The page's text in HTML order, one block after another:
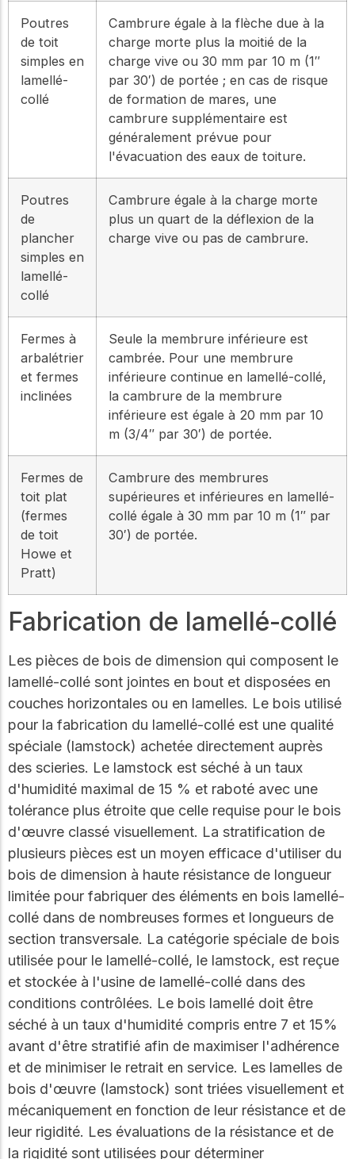
Poutres
de toit
simples en
lamellé-
collé
Cambrure égale à la flèche due à la
charge morte plus la moitié de la
charge vive ou 30 mm par 10 m (1″
par 30′) de portée ; en cas de risque
de formation de mares, une
cambrure supplémentaire est
généralement prévue pour
l'évacuation des eaux de toiture.
Poutres
de
plancher
simples en
lamellé-
collé
Cambrure égale à la charge morte
plus un quart de la déflexion de la
charge vive ou pas de cambrure.
Fermes à
arbalétrier
et fermes
inclinées
Seule la membrure inférieure est
cambrée. Pour une membrure
inférieure continue en lamellé-collé,
la cambrure de la membrure
inférieure est égale à 20 mm par 10
m (3/4″ par 30′) de portée.
Fermes de
toit plat
(fermes
de toit
Howe et
Pratt)
Cambrure des membrures
supérieures et inférieures en lamellé-
collé égale à 30 mm par 10 m (1″ par
30′) de portée.
Fabrication de lamellé-collé
Les pièces de bois de dimension qui composent le
lamellé-collé sont jointes en bout et disposées en
couches horizontales ou en lamelles. Le bois utilisé
pour la fabrication du lamellé-collé est une qualité
spéciale (lamstock) achetée directement auprès
des scieries. Le lamstock est séché à un taux
d'humidité maximal de 15 % et raboté avec une
tolérance plus étroite que celle requise pour le bois
d'œuvre classé visuellement. La stratification de
plusieurs pièces est un moyen efficace d'utiliser du
bois de dimension à haute résistance de longueur
limitée pour fabriquer des éléments en bois lamellé-
collé dans de nombreuses formes et longueurs de
section transversale. La catégorie spéciale de bois
utilisée pour le lamellé-collé, le lamstock, est reçue
et stockée à l'usine de lamellé-collé dans des
conditions contrôlées. Le bois lamellé doit être
séché à un taux d'humidité compris entre 7 et 15%
avant d'être stratifié afin de maximiser l'adhérence
et de minimiser le retrait en service. Les lamelles de
bois d'œuvre (lamstock) sont triées visuellement et
mécaniquement en fonction de leur résistance et de
leur rigidité. Les évaluations de la résistance et de
la rigidité sont utilisées pour déterminer